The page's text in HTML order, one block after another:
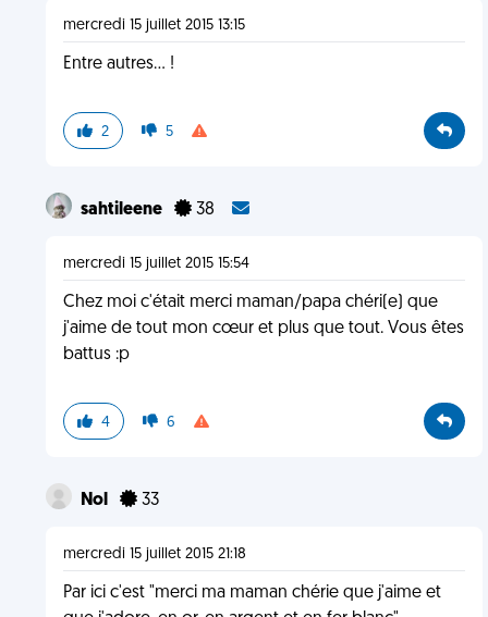
mercredi 15 juillet 2015 13:15
Entre autres... !
2 5
sahtileene 38
mercredi 15 juillet 2015 15:54
Chez moi c'était merci maman/papa chéri(e) que
j'aime de tout mon cœur et plus que tout. Vous êtes
battus :p
4 6
Nol 33
mercredi 15 juillet 2015 21:18
Par ici c'est "merci ma maman chérie que j'aime et